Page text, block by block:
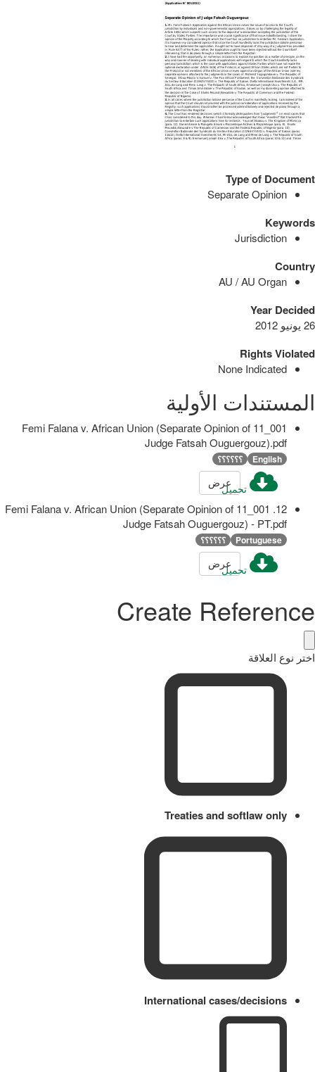
Type of Document
Separate Opinion
Keywords
Jurisdiction
Country
AU / AU Organ
Year Decided
26 يونيو 2012
Rights Violated
None Indicated
المستندات الأولية
001_11 Femi Falana v. African Union (Separate Opinion of
Judge Fatsah Ouguergouz).pdf
English ؟؟؟؟؟؟
تحميلعرض
12. 001_11 Femi Falana v. African Union (Separate Opinion of
Judge Fatsah Ouguergouz) - PT.pdf
Portuguese ؟؟؟؟؟؟
تحميلعرض
Create Reference
اختر نوع العلاقة
Treaties and softlaw only
International cases/decisions